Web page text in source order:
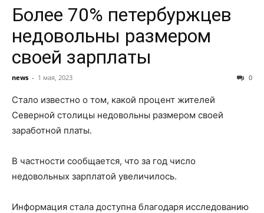
Более 70% петербуржцев
недовольны размером
своей зарплаты
news - 1 мая, 2023 0
Стало известно о том, какой процент жителей
Северной столицы недовольны размером своей
заработной платы.
В частности сообщается, что за год число
недовольных зарплатой увеличилось.
Информация стала доступна благодаря исследованию